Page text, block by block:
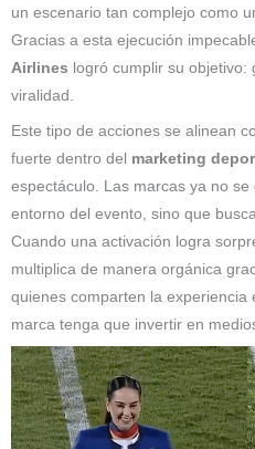
un escenario tan complejo como
Gracias a esta ejecución
Airlines logró cumplir su
viralidad.
Este tipo de acciones se alinean
fuerte dentro del marketing
espectáculo. Las marcas ya no
entorno del evento, sino que
Cuando una activación logra
multiplica de manera orgánica
quienes comparten la experiencia
marca tenga que invertir en